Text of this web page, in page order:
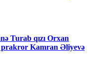
Turab qızı Orxan
prakror Kamran Əliyevə